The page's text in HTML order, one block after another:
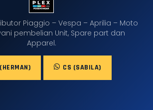
Piaggio – Vespa – Aprilia – Moto
pembelian Unit, Spare part dan
Apparel.
CS (SABILA)